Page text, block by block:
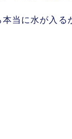
当に水が入